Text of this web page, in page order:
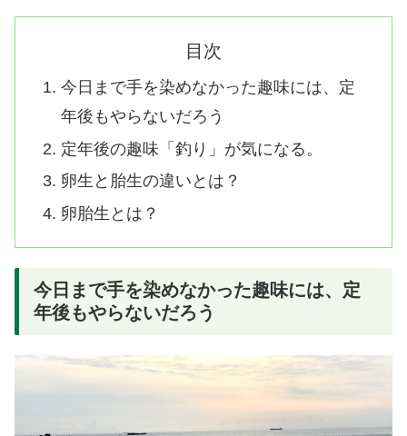
目次
今日まで手を染めなかった趣味には、定
年後もやらないだろう
定年後の趣味「釣り」が気になる。
卵生と胎生の違いとは？
卵胎生とは？
今日まで手を染めなかった趣味には、定
年後もやらないだろう